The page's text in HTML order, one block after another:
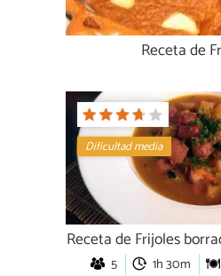
Receta de
Dificultad media
Receta de Frijoles
5 1h 30m